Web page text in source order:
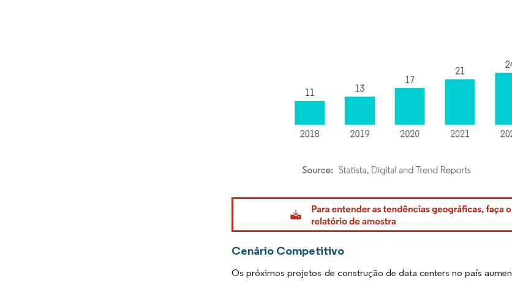
Imagem © Mordor Intelligence. O reuso requer atribuição conforme CC BY 4.0.
Cenário Competitivo
Os próximos projetos de construção de data centers no país